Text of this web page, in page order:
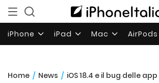
iPhone iPad Mac AirPods
Home / News / iOS 18.4 e il bug delle app “fantasma” che